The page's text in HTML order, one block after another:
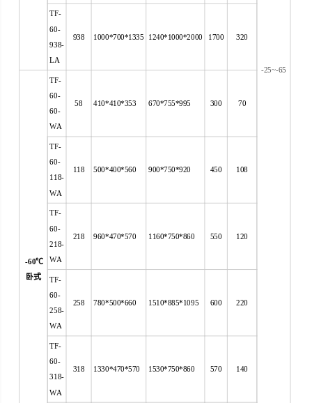
-25~-65
TF-
60-
938-
LA
938 1000*700*1335 1240*1000*2000 1700 320
-60℃
卧式
TF-
60-
60-
WA
58 410*410*353 670*755*995 300 70
TF-
60-
118-
WA
118 500*400*560 900*750*920 450 108
TF-
60-
218-
WA
218 960*470*570 1160*750*860 550 120
TF-
60-
258-
WA
258 780*500*660 1510*885*1095 600 220
TF-
60-
318-
WA
318 1330*470*570 1530*750*860 570 140